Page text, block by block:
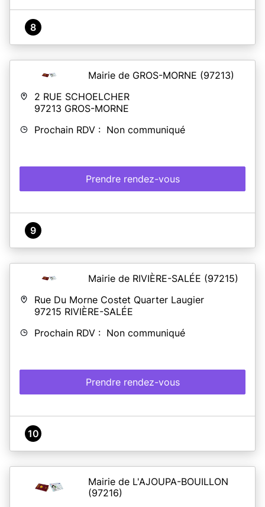
8
Mairie de GROS-MORNE (97213)
2 RUE SCHOELCHER
97213 GROS-MORNE
Prochain RDV : Non communiqué
Prendre rendez-vous
9
Mairie de RIVIÈRE-SALÉE (97215)
Rue Du Morne Costet Quarter Laugier
97215 RIVIÈRE-SALÉE
Prochain RDV : Non communiqué
Prendre rendez-vous
10
Mairie de L'AJOUPA-BOUILLON
(97216)